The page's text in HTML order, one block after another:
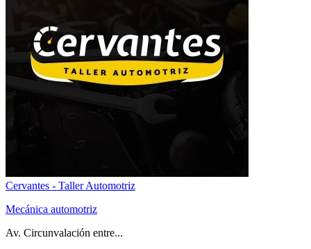
Cervantes - Taller Automotriz
Mecánica automotriz
Av. Circunvalación entre...